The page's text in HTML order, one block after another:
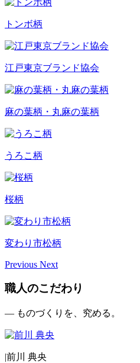
トンボ柄
江戸東京ブランド協会
麻の葉柄・丸麻の葉柄
うろこ柄
桜柄
変わり市松柄
Previous Next
職人のこだわり
— ものづくりを、究める。
|前川 典央